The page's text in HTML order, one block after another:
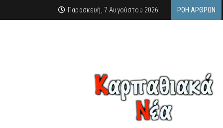
Παρασκευή, 7 Αυγούστου 2026 ΡΟΉ ΆΡΘΡΩΝ